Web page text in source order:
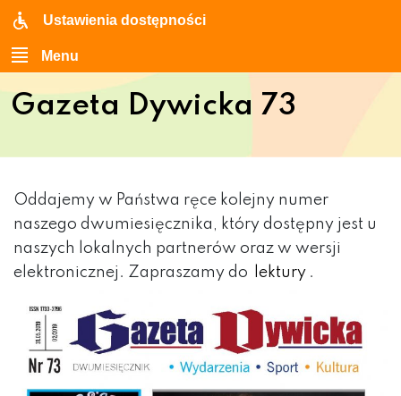
Ustawienia dostępności
Menu
Gazeta Dywicka 73
Oddajemy w Państwa ręce kolejny numer
naszego dwumiesięcznika, który dostępny jest u
naszych lokalnych partnerów oraz w wersji
elektronicznej. Zapraszamy do
lektury .